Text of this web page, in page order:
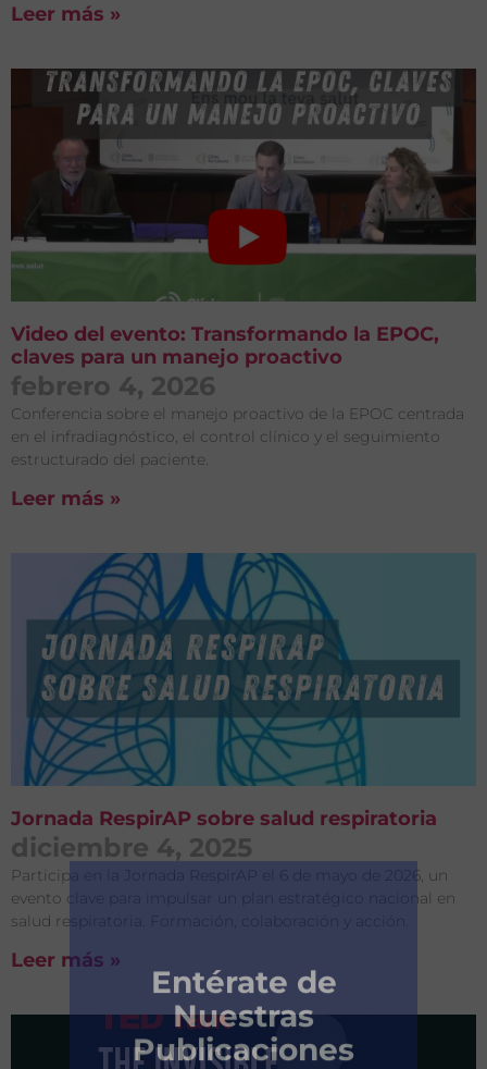
Leer más »
Video del evento: Transformando la EPOC,
claves para un manejo proactivo
febrero 4, 2026
Conferencia sobre el manejo proactivo de la EPOC centrada
en el infradiagnóstico, el control clínico y el seguimiento
estructurado del paciente.
Leer más »
Jornada RespirAP sobre salud respiratoria
diciembre 4, 2025
Participa en la Jornada RespirAP el 6 de mayo de 2026, un
evento clave para impulsar un plan estratégico nacional en
salud respiratoria. Formación, colaboración y acción.
Leer más »